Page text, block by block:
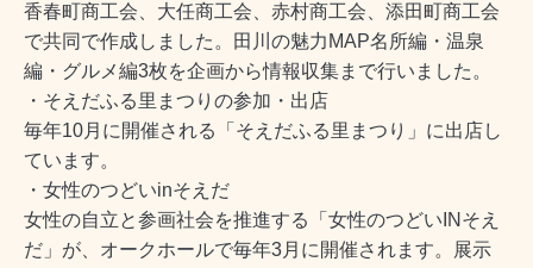
香春町商工会、大任商工会、赤村商工会、添田町商工会
で共同で作成しました。
田川の魅力MAP名所編・温泉
編・グルメ編3枚を企画から情報収集まで行いました。
・ そえだふる里まつり の参加・出店
毎年10月に開催される「そえだふる里まつり」に出店し
ています。
・女性のつどいinそえだ
女性の自立と参画社会を推進する「女性のつどいINそえ
だ」が、オークホールで毎年3月に 開催されます。
展示